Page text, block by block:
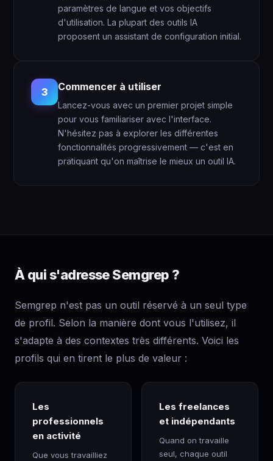
paramètres de langue et vos objectifs
d'utilisation. La plupart des outils IA
proposent un assistant de configuration initial.
3 Commencer à utiliser
Lancez-vous avec un premier projet simple
pour vous familiariser avec l'interface.
N'hésitez pas à explorer les différentes
fonctionnalités progressivement — c'est en
pratiquant qu'on maîtrise le mieux un outil IA.
À qui s'adresse Semgrep ?
Semgrep n'est pas un outil réservé à un seul type
de profil. Selon la manière dont vous l'utilisez, il
s'adapte à des contextes très différents. Voici les
profils qui en tirent le plus de valeur :
Les
professionnels
en activité
Que vous travailliez
Les freelances
et indépendants
Quand on travaille
seul, chaque outil